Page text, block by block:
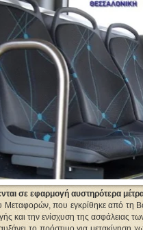
σε εφαρμογή αυστηρότερα
Μεταφορών, που εγκρίθηκε από τη
και την ενίσχυση της ασφάλειας
το πρόστιμο για